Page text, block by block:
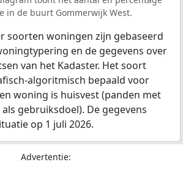
in de buurt Gommerwijk West.
soorten woningen zijn gebaseerd
en de gegevens over
van het Kadaster. Het soort
algoritmisch bepaald voor
woning is huisvest (panden met
gebruiksdoel). De gegevens
op 1 juli 2026.
Advertentie: